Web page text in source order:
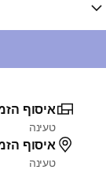
איסוף
טעינה
איסוף
טעינה